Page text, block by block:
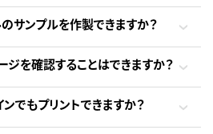
サンプルを作製できますか？
ジを確認することはできますか？
でもプリントできますか？